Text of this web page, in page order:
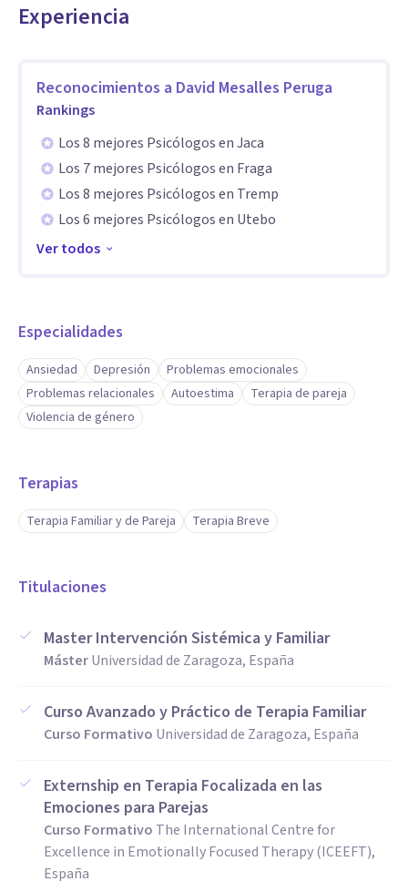
Soy especialista en Terapia de Pareja, utilizando el
Emociones, reconocido por su sólida base científica y
eficacia comprobada.
Aptitudes
¿Qué me diferencia? En la terapia individual:
Rapidez y efectividad: He tenido la suerte de aprender de un
que alargan el proceso innecesariamente; si no necesitas
más sesiones, te lo diré sin rodeos.
Honestidad y cercanía: No encontrarás formalismos vacíos
confianza desde el primer momento.
Resultados visibles: Mi objetivo es ayudarte a notar cambios
Experiencia
Reconocimientos a David Mesalles Peruga
Rankings
Los 8 mejores Psicólogos en Jaca
Los 7 mejores Psicólogos en Fraga
Los 8 mejores Psicólogos en Tremp
Los 6 mejores Psicólogos en Utebo
Ver todos
Especialidades
Ansiedad Depresión
Problemas emocionales
Problemas relacionales
Autoestima
Terapia de pareja
Violencia de género
Terapias
Terapia Familiar y de Pareja Terapia Breve
Titulaciones
Master Intervención Sistémica y Familiar
MásterUniversidad de Zaragoza, España
Curso Avanzado y Práctico de Terapia Familiar
Curso Formativo Universidad de Zaragoza, España
Externship en Terapia Focalizada en las
Emociones para Parejas
Curso Formativo The International Centre for
Excellence in Emotionally Focused Therapy (ICEEFT),
España